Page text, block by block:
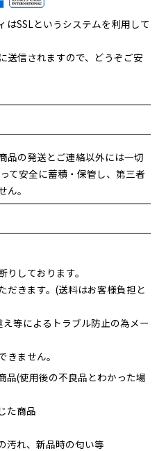
SSLというシステムを利用して
送信されますので、どうぞご安
品の発送とご連絡以外には一切
て安全に蓄積・保管し、第三者
。
しております。
だきます。(送料はお客様負担と
等によるトラブル防止の為メー
ません。
品(使用後の不良品とわかった場
た商品
汚れ、新品時の匂い等